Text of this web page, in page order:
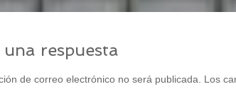
una respuesta
de correo electrónico no será publicada. Los